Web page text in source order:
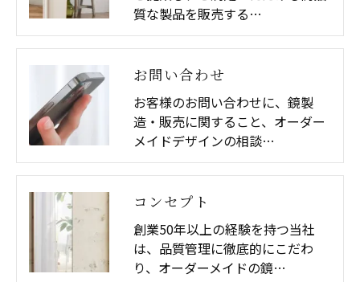
質な製品を販売する…
お問い合わせ
お客様のお問い合わせに、鏡製
造・販売に関すること、オーダー
メイドデザインの相談…
コンセプト
創業50年以上の経験を持つ当社
は、品質管理に徹底的にこだわ
り、オーダーメイドの鏡…